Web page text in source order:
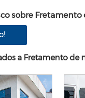
sobre Fretamento
a Fretamento de